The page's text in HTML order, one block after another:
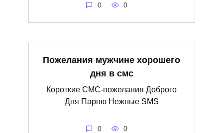
0 0
Пожелания мужчине хорошего
дня в смс
Короткие СМС-пожелания Доброго
Дня Парню Нежные SMS
0 0